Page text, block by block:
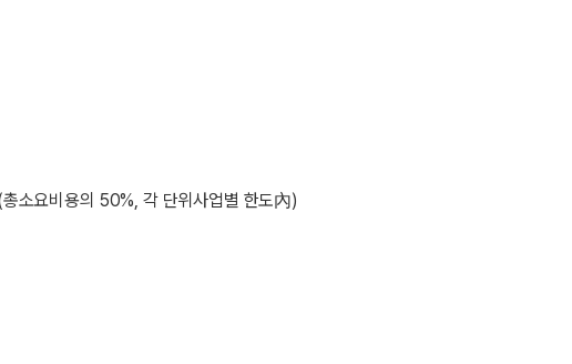
소요비용의 50%, 각 단위사업별 한도內)